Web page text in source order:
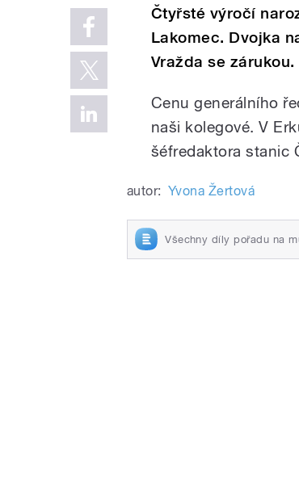
Čtyřsté výročí
Lakomec. Dvojka
Vražda se zárukou.
Cenu generálního
naši kolegové. V
šéfredaktora stanic
autor: Yvona Žertová
Všechny díly pořadu na